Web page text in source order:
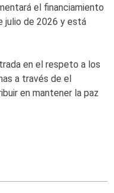
el financiamiento
julio de 2026 y está
en el respeto a los
a través de el
en mantener la paz